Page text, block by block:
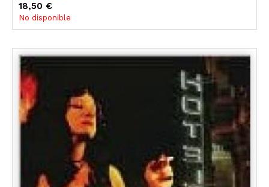
18,50 €
No disponible